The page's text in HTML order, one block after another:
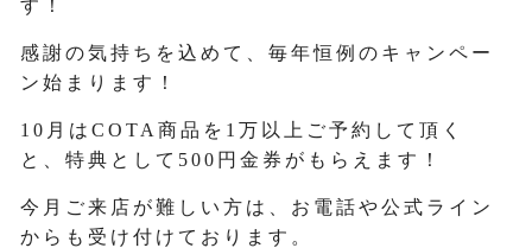
す！
感謝の気持ちを込めて、毎年恒例のキャンペー
ン始まります！
10月はCOTA商品を1万以上ご予約して頂く
と、特典として500円金券がもらえます！
今月ご来店が難しい方は、お電話や公式ライン
からも受け付けております。